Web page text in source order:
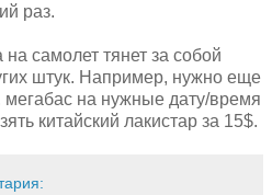
раз.
самолет тянет за собой
штук. Например, нужно еще
мегабас на нужные дату/время
китайский лакистар за 15$.